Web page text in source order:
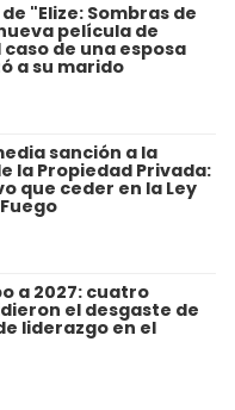
"Elize: Sombras de
película de
de una esposa
a su marido
sanción a la
la Propiedad Privada:
que ceder en la Ley
a 2027: cuatro
el desgaste de
liderazgo en el